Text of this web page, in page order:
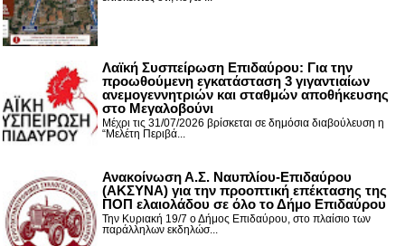
Λαϊκή Συσπείρωση Επιδαύρου: Για την
προωθούμενη εγκατάσταση 3 γιγαντιαίων
ανεμογεννητριών και σταθμών αποθήκευσης
στο Μεγαλοβούνι
Μέχρι τις 31/07/2026 βρίσκεται σε δημόσια διαβούλευση η
“Μελέτη Περιβά...
Ανακοίνωση Α.Σ. Ναυπλίου-Επιδαύρου
(ΑΚΣΥΝΑ) για την προοπτική επέκτασης της
ΠΟΠ ελαιολάδου σε όλο το Δήμο Επιδαύρου
Την Κυριακή 19/7 ο Δήμος Επιδαύρου, στο πλαίσιο των
παράλληλων εκδηλώσ...